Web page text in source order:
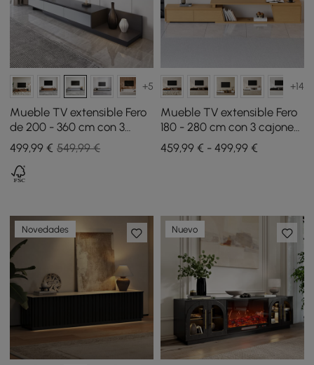
+5
Mueble TV extensible Fero
de 200 - 360 cm con 3
cajones gris claro y gris
oscuro
499,99 € 549,99 €
+14
Mueble TV extensible Fero
180 - 280 cm con 3 cajones
- natural
459,99 € - 499,99 €
Novedades Nuevo